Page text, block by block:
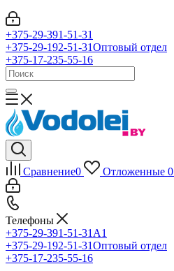
+375-29-391-51-31
+375-29-192-51-31Оптовый отдел
+375-17-235-55-16
Сравнение0 Отложенные 0
Телефоны
+375-29-391-51-31 A1
+375-29-192-51-31Оптовый отдел
+375-17-235-55-16